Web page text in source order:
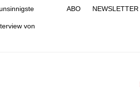
von
ABO NEWSLETTER